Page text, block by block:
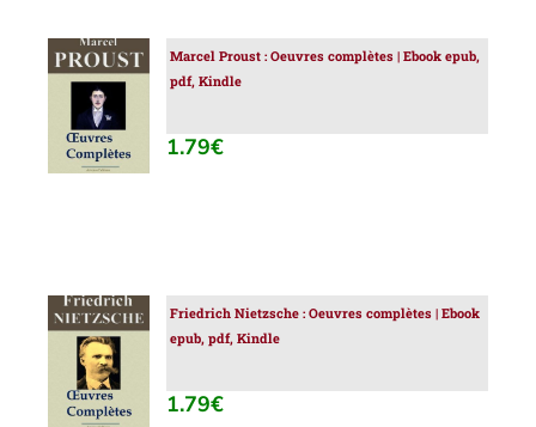
AJOUTER
AU
PANIER
/
DÉTAILS
Marcel Proust : Oeuvres complètes | Ebook epub,
pdf, Kindle
1.79€
AJOUTER
AU
PANIER
/
DÉTAILS
Friedrich Nietzsche : Oeuvres complètes | Ebook
epub, pdf, Kindle
1.79€